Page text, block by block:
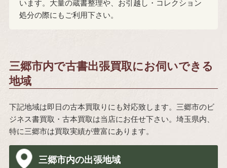
います。大量の蔵書整理や、お引越し・コレクション
処分の際にもご利用下さい。
三郷市内で古書出張買取にお伺いできる
地域
下記地域は即日の古本買取りにも対応致します。三郷市のビ
ジネス書買取・古本買取は当店にお任せ下さい。埼玉県内、
特に三郷市は買取実績が豊富にあります。
三郷市内の出張地域